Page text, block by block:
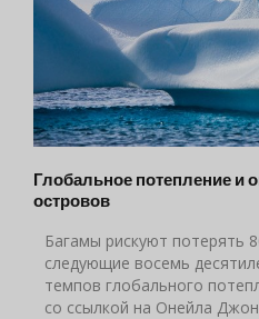
Глобальное потепление и
островов
Багамы рискуют потерять
следующие восемь
темпов глобального
со ссылкой на Онейла